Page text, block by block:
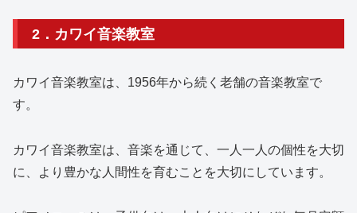
2．カワイ音楽教室
カワイ音楽教室は、1956年から続く老舗の音楽教室で
す。
カワイ音楽教室は、音楽を通じて、一人一人の個性を大切
に、より豊かな人間性を育むことを大切にしています。